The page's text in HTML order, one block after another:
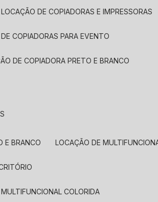
LOCAÇÃO DE COPIADORAS E IMPRESSORAS
DE COPIADORAS PARA EVENTO
DE COPIADORA PRETO E BRANCO
E BRANCO LOCAÇÃO DE
COLORIDA